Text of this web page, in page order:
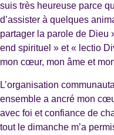
suis très heureuse parce
d’assister à quelques
partager la parole de Dieu
end spirituel » et « lectio
mon cœur, mon âme et
L’organisation
ensemble a ancré mon
avec foi et confiance de
tout le dimanche m’a